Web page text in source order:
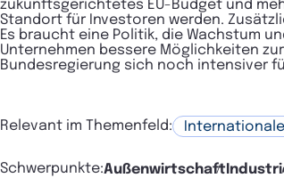
zukunftsgerichtetes EU-Budget und
Standort für Investoren werden.
Es braucht eine Politik, die Wachstum
Unternehmen bessere Möglichkeiten
Bundesregierung sich noch intensiver
Relevant im Themenfeld:
Schwerpunkte:Außenwirtschaft